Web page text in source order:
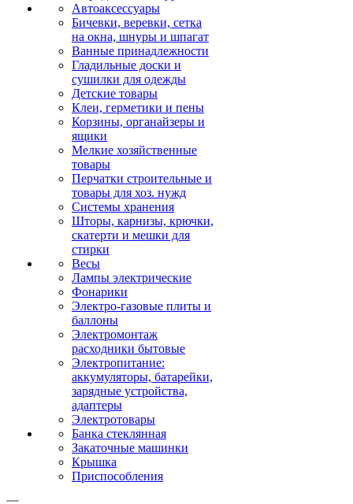
Автоаксессуары
Бичевки, веревки, сетка
на окна, шнуры и шпагат
Ванные принадлежности
Гладильные доски и
сушилки для одежды
Детские товары
Клеи, герметики и пены
Корзины, органайзеры и
ящики
Мелкие хозяйственные
товары
Перчатки строительные и
товары для хоз. нужд
Системы хранения
Шторы, карнизы, крючки,
скатерти и мешки для
стирки
Весы
Лампы электрические
Фонарики
Электро-газовые плиты и
баллоны
Электромонтаж
расходники бытовые
Электропитание:
аккумуляторы, батарейки,
зарядные устройства,
адаптеры
Электротовары
Банка стеклянная
Закаточные машинки
Крышка
Приспособления